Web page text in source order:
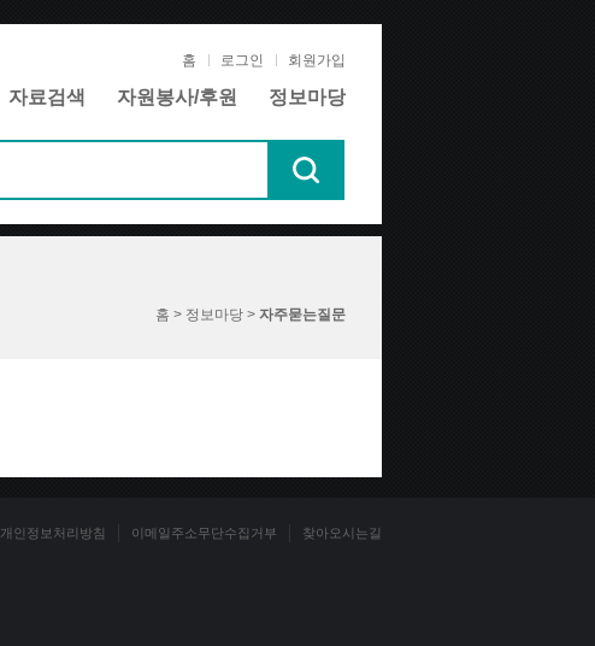
홈 로그인 회원가입
자료검색 자원봉사/후원 정보마당
홈 > 정보마당 > 자주묻는질문
개인정보처리방침 이메일주소무단수집거부 찾아오시는길